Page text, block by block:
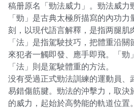
稿册原名「勁法威力」。勁法威力
「勁」是古典太極所描寫的內功
刻，以現代語言解釋，是指两腿肌
「法」是指駕駛技巧，把體重沿
來犯者一觸即發、應手即飛。「勁
「法」則是駕駛體重的方法。
没有受過正式勁法訓練的運動員、
易錯傷筋腱。勁法的沖擊力，取決
的威力，起始於高勢能的軌道位置